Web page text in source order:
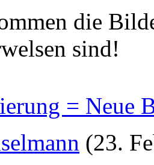
die
sind!
= Neue
(23.